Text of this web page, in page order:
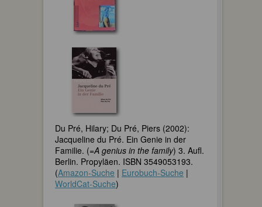
Du Pré, Hilary; Du Pré, Piers (2002):
Jacqueline du Pré. Ein Genie in der
Familie. (=A genius in the family) 3. Aufl.
Berlin. Propyläen. ISBN 3549053193.
(Amazon-Suche | Eurobuch-Suche |
WorldCat-Suche)